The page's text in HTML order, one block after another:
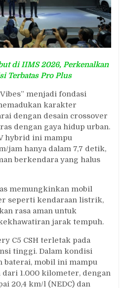
di IIMS 2026, Perkenalkan
Terbatas Pro Plus
menjadi fondasi
karakter
dengan desain crossover
dengan gaya hidup urban.
hybrid ini mampu
jam hanya dalam 7,7 detik,
berkendara yang halus
memungkinkan mobil
seperti kendaraan listrik,
rasa aman untuk
jarak tempuh.
C5 CSH terletak pada
tinggi. Dalam kondisi
baterai, mobil ini mampu
1.000 kilometer, dengan
20,4 km/l (NEDC) dan